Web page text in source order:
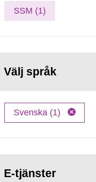
SSM (1)
Välj språk
Svenska (1)
E-tjänster